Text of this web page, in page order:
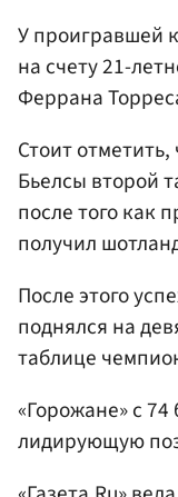
У проигравшей
на счету 21-
Феррана
Стоит
Бьелсы второй
после того как
получил
После этого
поднялся на
таблице
«Горожане» с
лидирующую